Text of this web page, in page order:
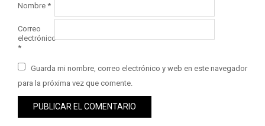
Nombre *
Correo
electrónico
*
Guarda mi nombre, correo electrónico y web en este navegador
para la próxima vez que comente.